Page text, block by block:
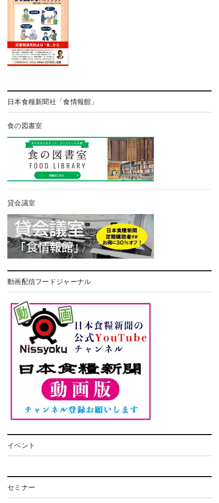
日本食糧新聞社「食情報館」
食の図書室
貸会議室
動画配信フードジャーナル
イベント
セミナー